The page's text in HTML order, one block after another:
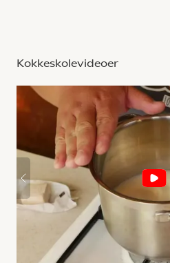
Kokkeskolevideoer